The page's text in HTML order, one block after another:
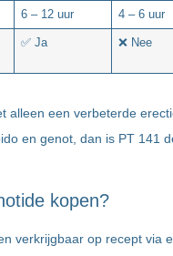
6 – 12 uur 4 – 6 uur
✅ Ja ❌ Nee
alleen een verbeterde
en genot, dan is PT 141
kopen?
verkrijgbaar op recept via